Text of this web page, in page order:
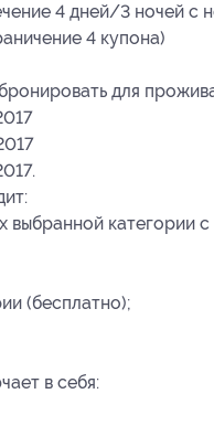
4 дней/3 ночей с
4 купона)
для
категории
(бесплатно);
в себя: